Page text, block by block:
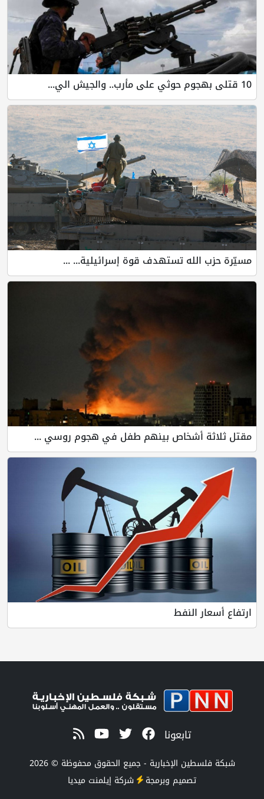
10 قتلى بهجوم حوثي على مأرب.. والجيش الي...
مسيّرة حزب الله تستهدف قوة إسرائيلية... ...
مقتل ثلاثة أشخاص بينهم طفل في هجوم روسي ...
ارتفاع أسعار النفط
تابعونا
شبكة فلسطين الإخبارية - جميع الحقوق محفوظة © 2026
تصميم وبرمجة شركة إيلمنت ميديا